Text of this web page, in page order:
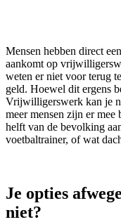
Mensen hebben direct
aankomt op
weten er niet voor terug
geld. Hoewel dit ergens
Vrijwilligerswerk kan je
meer mensen zijn er
helft van de bevolking
voetbaltrainer, of wat
Je opties
niet?